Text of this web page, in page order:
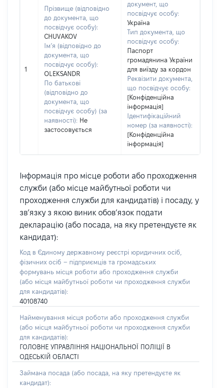
1
Прізвище (відповідно
до документа, що
посвідчує особу):
CHUVAKOV
Ім’я (відповідно до
документа, що
посвідчує особу):
OLEKSANDR
По батькові
(відповідно до
документа, що
посвідчує особу) (за
наявності): Не
застосовується
документ, що
посвідчує особу:
Україна
Тип документа, що
посвідчує особу:
Паспорт
громадянина України
для виїзду за кордон
Реквізити документа,
що посвідчує особу:
[Конфіденційна
інформація]
Ідентифікаційний
номер (за наявності):
[Конфіденційна
інформація]
Інформація про місце роботи або проходження
служби (або місце майбутньої роботи чи
проходження служби для кандидатів) і посаду, у
зв’язку з якою виник обов’язок подати
декларацію (або посада, на яку претендуєте як
кандидат):
Код в Єдиному державному реєстрі юридичних осіб,
фізичних осіб – підприємців та громадських
формувань місця роботи або проходження служби
(або місця майбутньої роботи чи проходження служби
для кандидатів):
40108740
Найменування місця роботи або проходження служби
(або місця майбутньої роботи чи проходження служби
для кандидатів):
ГОЛОВНЕ УПРАВЛІННЯ НАЦІОНАЛЬНОЇ ПОЛІЦІЇ В
ОДЕСЬКІЙ ОБЛАСТІ
Займана посада (або посада, на яку претендуєте як
кандидат):